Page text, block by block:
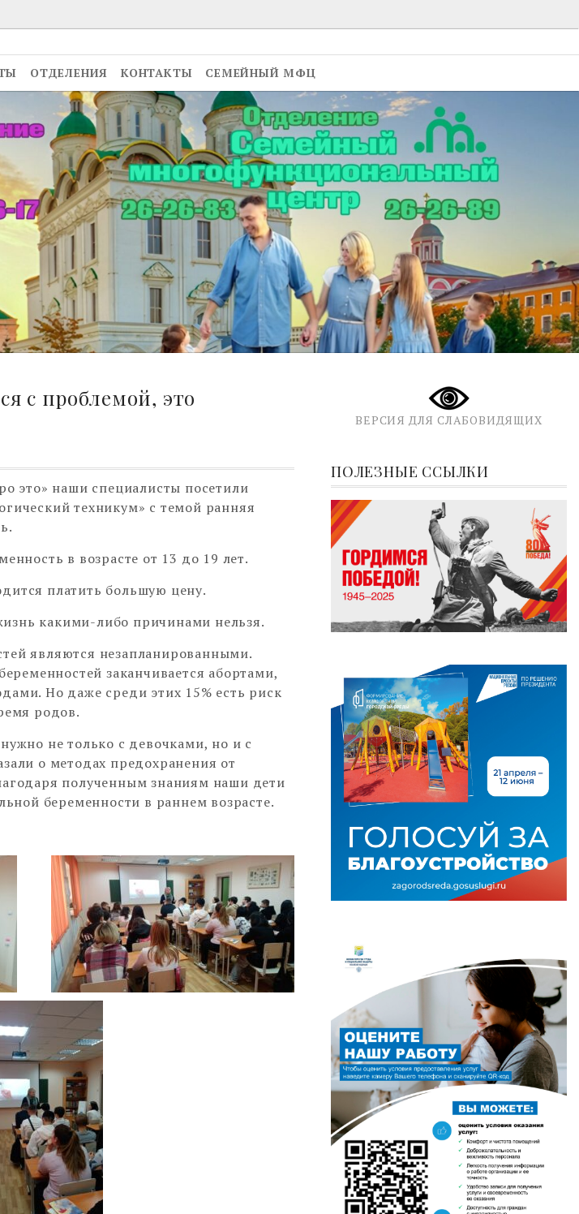
ОТДЕЛЕНИЯ КОНТАКТЫ СЕМЕЙНЫЙ МФЦ
с проблемой, это
это» наши специалисты посетили
техникум» с темой ранняя
в возрасте от 13 до 19 лет.
платить большую цену.
какими-либо причинами нельзя.
являются незапланированными.
заканчивается абортами,
Но даже среди этих 15% есть риск
родов.
не только с девочками, но и с
о методах предохранения от
полученным знаниям наши дети
беременности в раннем возрасте.
ВЕРСИЯ ДЛЯ СЛАБОВИДЯЩИХ
ПОЛЕЗНЫЕ ССЫЛКИ